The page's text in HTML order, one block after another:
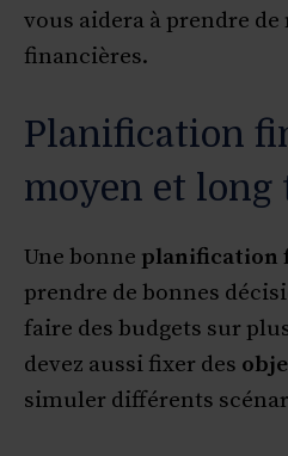
vous aidera à prendre
financières.
Planification
moyen et long
Une bonne planification
prendre de bonnes
faire des budgets sur
devez aussi fixer des
simuler différents